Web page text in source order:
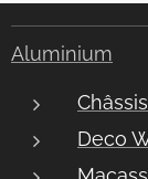
Aluminium
Deco